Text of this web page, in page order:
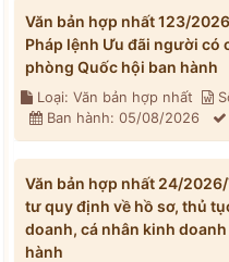
Văn bản hợp nhất 123/
Pháp lệnh Ưu đãi người có
phòng Quốc hội ban hành
Loại: Văn bản hợp nhất
Ban hành: 05/08/2026
Văn bản hợp nhất 24/
tư quy định về hồ sơ, thủ
doanh, cá nhân kinh
hành